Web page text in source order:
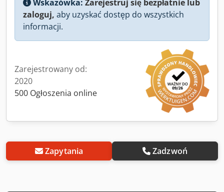
Wskazówka: Zarejestruj się bezpłatnie lub
zaloguj, aby uzyskać dostęp do wszystkich
informacji.
Zarejestrowany od:
2020
500 Ogłoszenia online
Zapytania Zadzwoń